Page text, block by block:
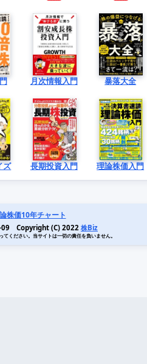
月次情報入門 暴落大全
ズ 長期投資入門 理論株価入門
株価10年チャート
Copyright (C) 2022 株Biz
ください。当サイトは一切の責任を負いません。